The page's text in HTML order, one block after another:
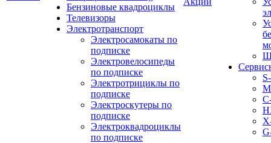
Бензиновые квадроциклы
Телевизоры
Электротранспорт
Электросамокаты по
подписке
Электровелосипеды
по подписке
Электротрициклы по
подписке
Электроскутеры по
подписке
Электроквадроциклы
по подписке